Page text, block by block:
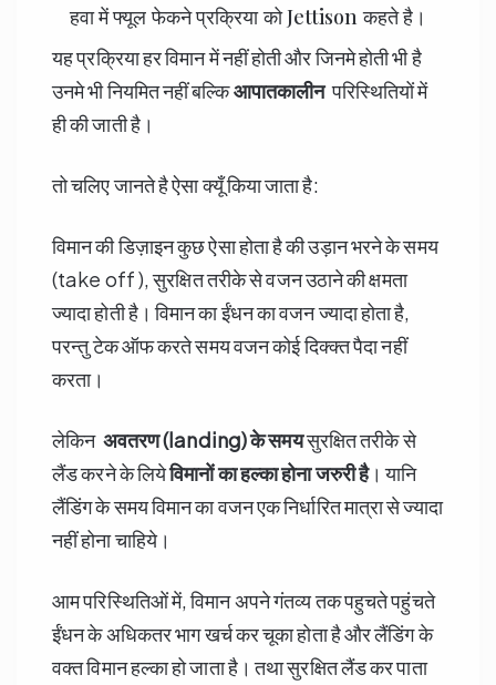
हवा में फ्यूल फेकने प्रक्रिया को Jettison कहते है।
यह प्रक्रिया हर विमान में नहीं होती और जिनमे होती भी है
उनमे भी नियमित नहीं बल्किआपातकालीनपरिस्थितियों में
ही की जाती है।
तो चलिए जानते है ऐसा क्यूँ किया जाता है:
विमान की डिज़ाइन कुछ ऐसा होता है की उड़ान भरने के समय
(take off ), सुरक्षित तरीके से वजन उठाने की क्षमता
ज्यादा होती है। विमान का ईंधन का वजन ज्यादा होता है,
परन्तु टेक ऑफ करते समय वजन कोई दिक्क्त पैदा नहीं
करता।
लेकिन अवतरण (landing) के समयसुरक्षित तरीके से
लैंड करने के लियेविमानों का हल्का होना जरुरी है। यानि
लैंडिंग के समय विमान का वजन एक निर्धारित मात्रा से ज्यादा
नहीं होना चाहिये।
आम परिस्थितिओं में, विमान अपने गंतव्य तक पहुचते पहुंचते
ईंधन के अधिकतर भाग खर्च कर चूका होता है और लैंडिंग के
वक्त विमान हल्का हो जाता है। तथा सुरक्षित लैंड कर पाता